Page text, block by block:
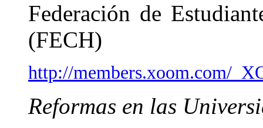
Federación de
(FECH)
http://members.xoom.com/
Reformas en las